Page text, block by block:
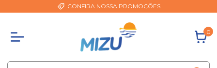
CONFIRA NOSSA PROMOÇÕES
0